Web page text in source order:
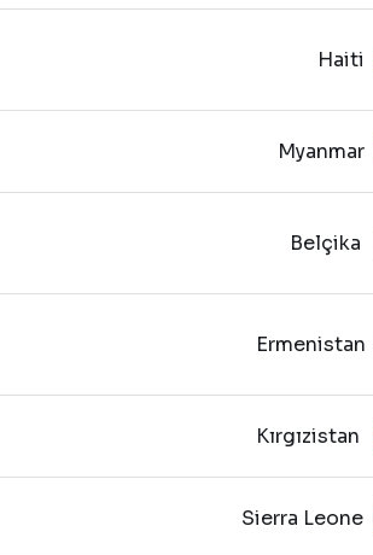
Haiti
Myanmar
Belçika
Ermenistan
Kırgızistan
Sierra Leone